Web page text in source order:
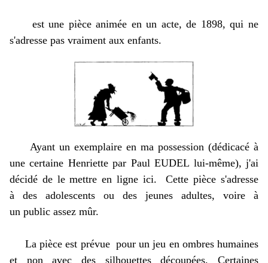
est une pièce animée en un acte, de 1898, qui ne
s'adresse pas vraiment aux enfants.
Ayant un exemplaire en ma possession (dédicacé à
une certaine Henriette par Paul EUDEL lui-même), j'ai
décidé de le mettre en ligne ici.
Cette pièce s'adresse
à des adolescents ou des jeunes adultes, voire à
un public assez mûr.
La pièce est prévue pour un jeu en ombres humaines
et non avec des silhouettes découpées. Certaines